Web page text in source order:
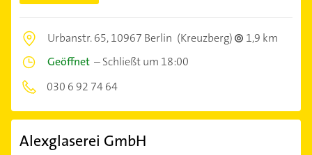
Urbanstr. 65,10967 Berlin (Kreuzberg)
1,9 km
Geöffnet –Schließt um 18:00
030 6 92 74 64
Alexglaserei GmbH